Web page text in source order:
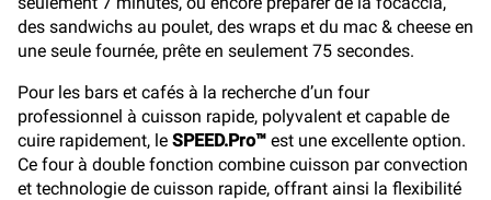
des sandwichs au poulet, des wraps et du mac & cheese en
une seule fournée, prête en seulement 75 secondes.
Pour les bars et cafés à la recherche d’un four
professionnel à cuisson rapide, polyvalent et capable de
cuire rapidement, le SPEED.Pro™ est une excellente option.
Ce four à double fonction combine cuisson par convection
et technologie de cuisson rapide, offrant ainsi la flexibilité